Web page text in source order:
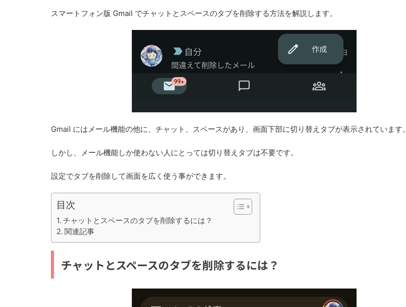
スマートフォン版 Gmail でチャットとスペースのタブを削除する方法を解説します。
Gmail にはメール機能の他に、チャット、スペースがあり、画面下部に切り替えタブが表示されています。
しかし、メール機能しか使わない人にとっては切り替えタブは不要です。
設定でタブを削除して画面を広く使う事ができます。
目次
チャットとスペースのタブを削除するには？
関連記事
チャットとスペースのタブを削除するには？